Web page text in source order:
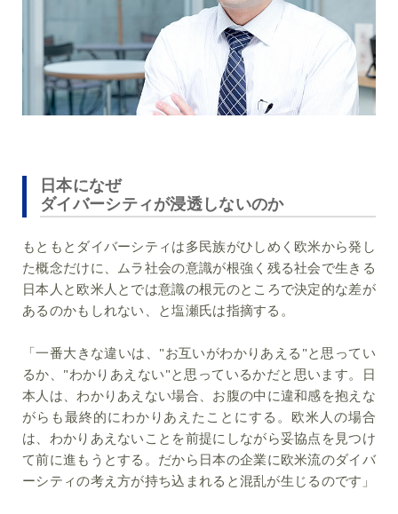
日本になぜ
ダイバーシティが浸透しないのか
もともとダイバーシティは多民族がひしめく欧米から発し
た概念だけに、ムラ社会の意識が根強く残る社会で生きる
日本人と欧米人とでは意識の根元のところで決定的な差が
あるのかもしれない、と塩瀬氏は指摘する。
「一番大きな違いは、"お互いがわかりあえる"と思ってい
るか、"わかりあえない"と思っているかだと思います。日
本人は、わかりあえない場合、お腹の中に違和感を抱えな
がらも最終的にわかりあえたことにする。欧米人の場合
は、わかりあえないことを前提にしながら妥協点を見つけ
て前に進もうとする。だから日本の企業に欧米流のダイバ
ーシティの考え方が持ち込まれると混乱が生じるのです」